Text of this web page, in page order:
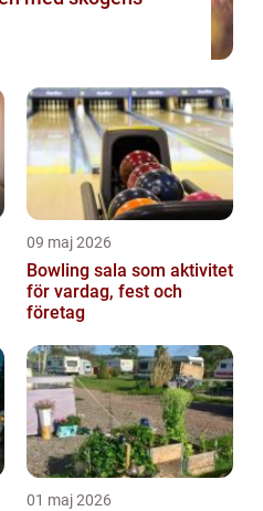
09 maj 2026
Bowling sala som aktivitet
för vardag, fest och
företag
01 maj 2026